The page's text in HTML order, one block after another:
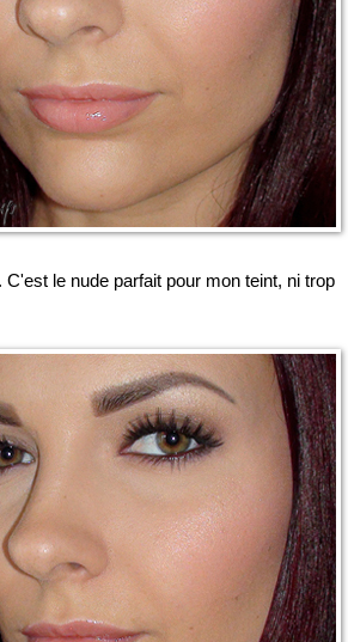
le nude parfait pour mon teint, ni trop